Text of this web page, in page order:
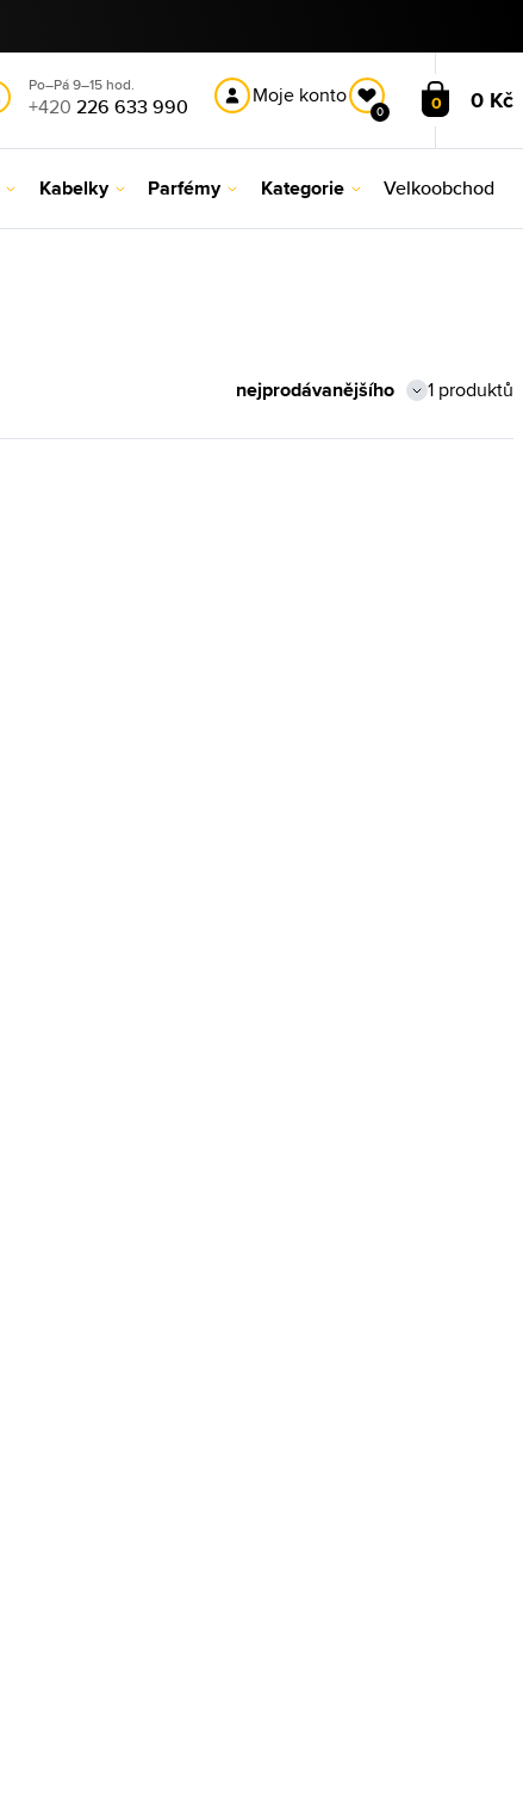
Po–Pá 9–15 hod.
+420 226 633 990 Moje konto
0 0 0 Kč
Kabelky Parfémy Kategorie Velkoobchod
1 produktů